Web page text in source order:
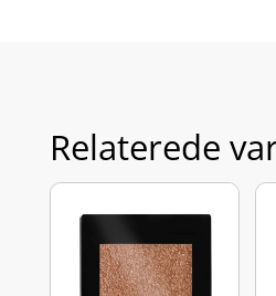
Relaterede